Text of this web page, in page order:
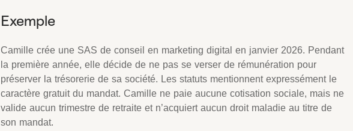
Camille crée une SAS de conseil en marketing digital en janvier 2026. Pendant
la première année, elle décide de ne pas se verser de rémunération pour
préserver la trésorerie de sa société. Les statuts mentionnent expressément le
caractère gratuit du mandat. Camille ne paie aucune cotisation sociale, mais ne
valide aucun trimestre de retraite et n’acquiert aucun droit maladie au titre de
son mandat.